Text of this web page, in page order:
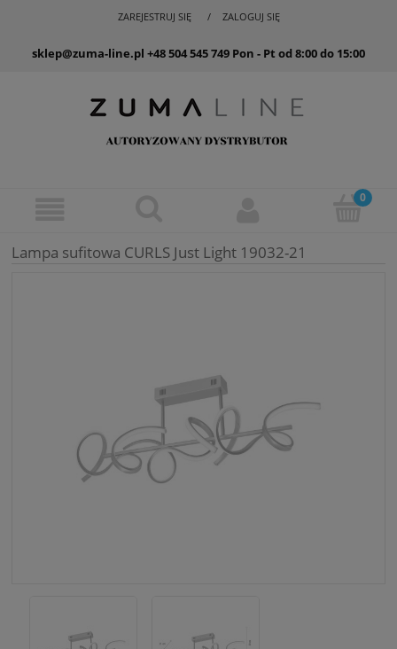
ZAREJESTRUJ SIĘ ZALOGUJ SIĘ
sklep@zuma-line.pl +48 504 545 749 Pon - Pt od 8:00 do 15:00
Lampa sufitowa CURLS Just Light 19032-21